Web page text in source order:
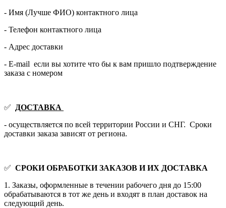
- Имя (Лучше ФИО) контактного лица
- Телефон контактного лица
- Адрес доставки
- E-mail если вы хотите что бы к вам пришло подтверждение
заказа с номером
✅
ДОСТАВКА
- осуществляется по всей территории России и СНГ. Сроки
доставки заказа зависят от региона.
✅ СРОКИ ОБРАБОТКИ ЗАКАЗОВ И ИХ ДОСТАВКА
1. Заказы, оформленные в течении рабочего дня до 15:00
обрабатываются в тот же день и входят в план доставок на
следующий день.